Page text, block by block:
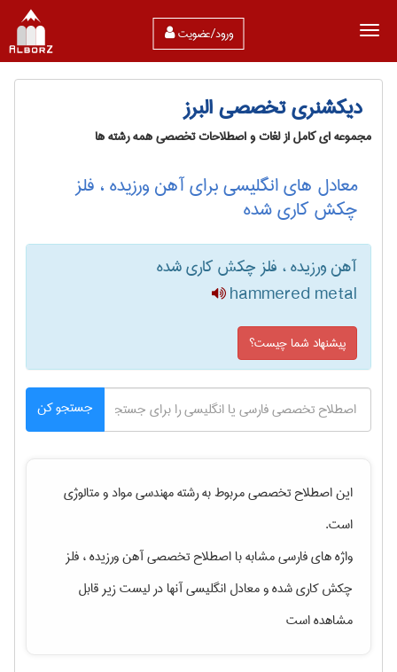
ورود/عضویت
دیکشنری تخصصی البرز
مجموعه ای کامل از لغات و اصطلاحات تخصصی همه رشته ها
معادل های انگلیسی برای آهن ورزیده ، فلز
چکش کاری شده
آهن ورزیده ، فلز چکش کاری شده
hammered metal
پیشنهاد شما چیست؟
جستجو کن
این اصطلاح تخصصی مربوط به رشتهمهندسی مواد و متالوژی
است.
واژه های فارسی مشابه با اصطلاح تخصصیآهن ورزیده ، فلز
چکش کاری شدهو معادل انگلیسی آنها در لیست زیر قابل
مشاهده است